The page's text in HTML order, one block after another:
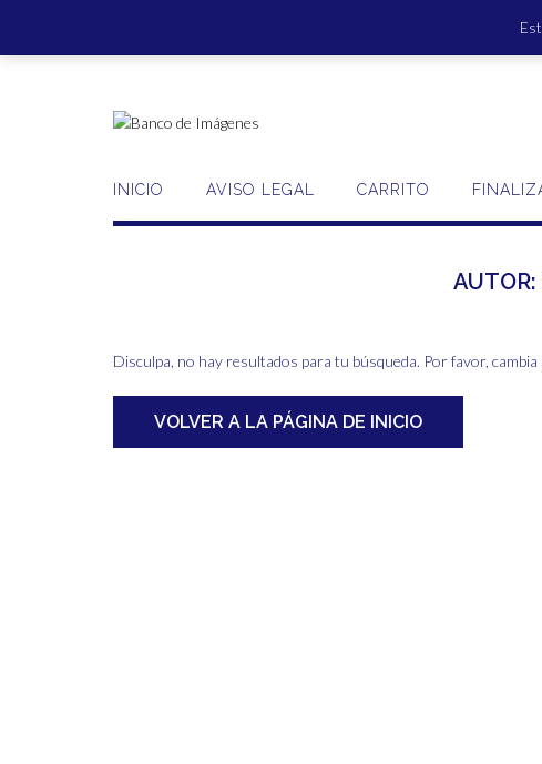
contenido
INICIO AVISO LEGAL CARRITO
AUTOR:
Disculpa, no hay resultados para tu búsqueda. Por favor,
VOLVER A LA PÁGINA DE INICIO